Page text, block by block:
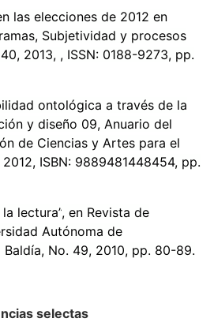
las elecciones de 2012 en
Subjetividad y procesos
2013, , ISSN: 0188-9273, pp.
ontológica a través de la
y diseño 09, Anuario del
de Ciencias y Artes para el
ISBN: 9889481448454, pp.
lectura”, en Revista de
Autónoma de
No. 49, 2010, pp. 80-89.
selectas